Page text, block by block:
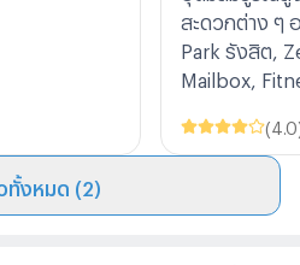
สะดวกต่าง ๆ
Park รังสิต,
Mailbox,
( 4.0
ทั้งหมด (2)